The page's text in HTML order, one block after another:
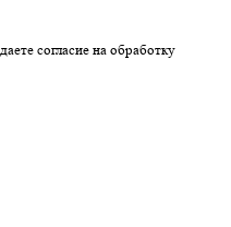
согласие на обработку